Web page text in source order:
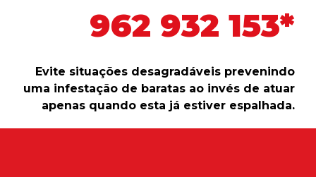
962 932 153*
Evite situações desagradáveis prevenindo
uma infestação de baratas ao invés de atuar
apenas quando esta já estiver espalhada.